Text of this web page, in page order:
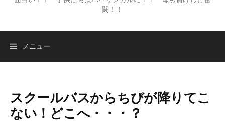
闘！！
メニュー
スクールバスからちびが降りてこ
ない！どこへ・・・？